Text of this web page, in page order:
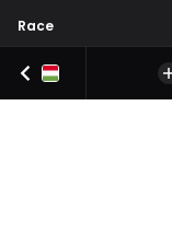
Race